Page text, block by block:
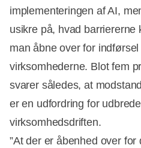
implementeringen af AI,
usikre på, hvad
man åbne over for
virksomhederne. Blot fem
svarer således, at
er en udfordring for
virksomhedsdriften.
”At der er åbenhed over